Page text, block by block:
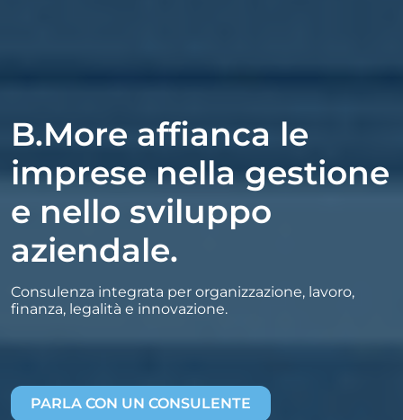
B.More affianca le
imprese nella gestione
e nello sviluppo
aziendale.
Consulenza integrata per organizzazione, lavoro,
finanza, legalità e innovazione.
PARLA CON UN CONSULENTE